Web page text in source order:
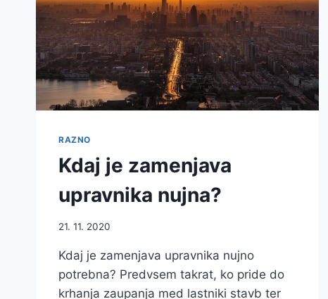
RAZNO
Kdaj je zamenjava
upravnika nujna?
21. 11. 2020
Kdaj je zamenjava upravnika nujno
potrebna? Predvsem takrat, ko pride do
krhanja zaupanja med lastniki stavb ter